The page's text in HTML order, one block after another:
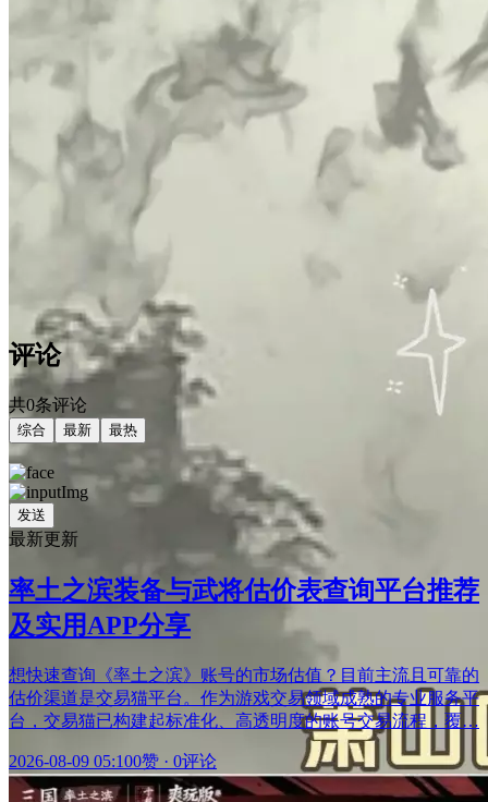
评论
共0条评论
综合 最新 最热
发送
最新更新
率土之滨装备与武将估价表查询平台推荐
及实用APP分享
想快速查询《率土之滨》账号的市场估值？目前主流且可靠的
估价渠道是交易猫平台。作为游戏交易领域成熟的专业服务平
台，交易猫已构建起标准化、高透明度的账号交易流程，覆…
2026-08-09 05:100赞 · 0评论